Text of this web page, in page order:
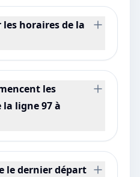
horaires de la
les
ligne 97 à
le dernier départ